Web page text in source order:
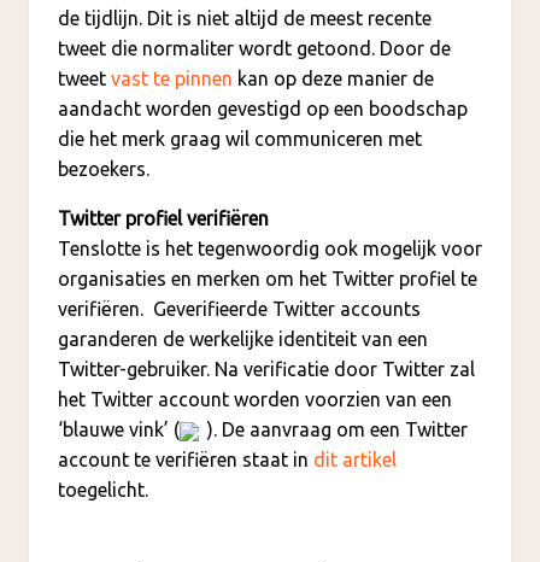
de tijdlijn. Dit is niet altijd de meest recente
tweet die normaliter wordt getoond. Door de
tweet vast te pinnen kan op deze manier de
aandacht worden gevestigd op een boodschap
die het merk graag wil communiceren met
bezoekers.
Twitter profiel verifiëren
Tenslotte is het tegenwoordig ook mogelijk voor
organisaties en merken om het Twitter profiel te
verifiëren. Geverifieerde Twitter accounts
garanderen de werkelijke identiteit van een
Twitter-gebruiker. Na verificatie door Twitter zal
het Twitter account worden voorzien van een
‘blauwe vink’ (
). De aanvraag om een Twitter
account te verifiëren staat in dit artikel
toegelicht.